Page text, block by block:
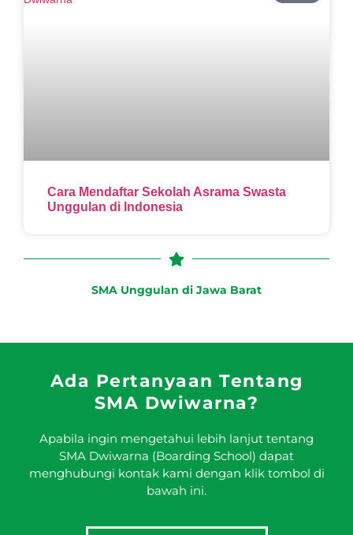
Cara Mendaftar Sekolah Asrama Swasta
Unggulan di Indonesia
SMA Unggulan di Jawa Barat
Ada Pertanyaan Tentang
SMA Dwiwarna?
Apabila ingin mengetahui lebih lanjut tentang
SMA Dwiwarna (Boarding School) dapat
menghubungi kontak kami dengan klik tombol di
bawah ini.